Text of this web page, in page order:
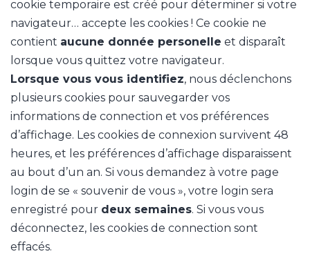
cookie temporaire est créé pour déterminer si votre
navigateur… accepte les cookies ! Ce cookie ne
contient aucune donnée personelle et disparaît
lorsque vous quittez votre navigateur.
Lorsque vous vous identifiez, nous déclenchons
plusieurs cookies pour sauvegarder vos
informations de connection et vos préférences
d’affichage. Les cookies de connexion survivent 48
heures, et les préférences d’affichage disparaissent
au bout d’un an. Si vous demandez à votre page
login de se « souvenir de vous », votre login sera
enregistré pour deux semaines. Si vous vous
déconnectez, les cookies de connection sont
effacés.